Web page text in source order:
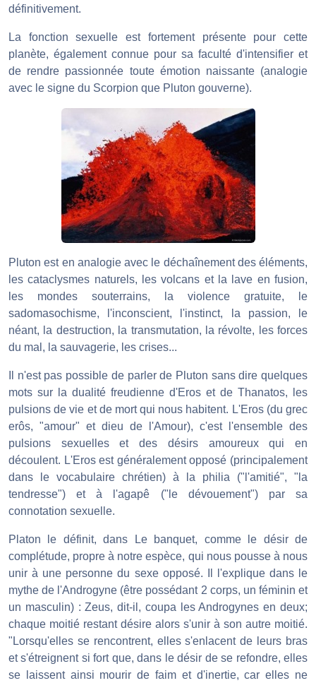
définitivement.
La fonction sexuelle est fortement présente pour cette
planète, également connue pour sa faculté d'intensifier et
de rendre passionnée toute émotion naissante (analogie
avec le signe du Scorpion que Pluton gouverne).
Pluton est en analogie avec le déchaînement des éléments,
les cataclysmes naturels, les volcans et la lave en fusion,
les mondes souterrains, la violence gratuite, le
sadomasochisme, l'inconscient, l'instinct, la passion, le
néant, la destruction, la transmutation, la révolte, les forces
du mal, la sauvagerie, les crises...
Il n'est pas possible de parler de Pluton sans dire quelques
mots sur la dualité freudienne d'Eros et de Thanatos, les
pulsions de vie et de mort qui nous habitent. L'Eros (du grec
erôs, "amour" et dieu de l'Amour), c'est l'ensemble des
pulsions sexuelles et des désirs amoureux qui en
découlent. L'Eros est généralement opposé (principalement
dans le vocabulaire chrétien) à la philia ("l'amitié", "la
tendresse") et à l'agapê ("le dévouement") par sa
connotation sexuelle.
Platon le définit, dans Le banquet, comme le désir de
complétude, propre à notre espèce, qui nous pousse à nous
unir à une personne du sexe opposé. Il l'explique dans le
mythe de l'Androgyne (être possédant 2 corps, un féminin et
un masculin) : Zeus, dit-il, coupa les Androgynes en deux;
chaque moitié restant désire alors s'unir à son autre moitié.
"Lorsqu'elles se rencontrent, elles s'enlacent de leurs bras
et s'étreignent si fort que, dans le désir de se refondre, elles
se laissent ainsi mourir de faim et d'inertie, car elles ne